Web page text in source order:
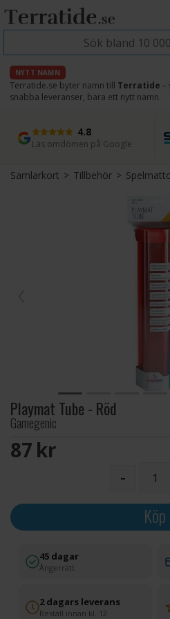
NYTT NAMN
Terratide.se byter namn till Terratide –
snabba leveranser, bara ett nytt namn.
4.8
Läs omdömen på Google
Snabb leverans
Direkt från lager
Samlarkort>Tillbehör>
Playmat Tube - Röd
Gamegenic
87 SEK
-
Köp
45 dagar
Ångerrätt
2 dagars leverans
Beställ innan kl. 12